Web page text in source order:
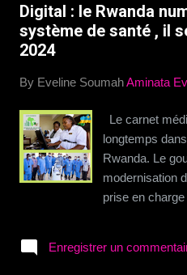
Digital : le Rwanda
système de santé , il
2024
By Eveline SoumahAminata
Le carnet
longtemps
Rwanda. Le
modernisation
prise en charge
d’ici 2024. Le
Enregistrer un